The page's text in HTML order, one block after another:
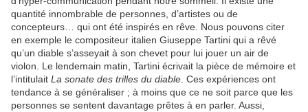
quantité innombrable de personnes, d’artistes ou de
concepteurs… qui ont été inspirés en rêve. Nous pouvons citer
en exemple le compositeur italien Giuseppe Tartini qui a rêvé
qu’un diable s’asseyait à son chevet pour lui jouer un air de
violon. Le lendemain matin, Tartini écrivait la pièce de mémoire et
l’intitulait La sonate des trilles du diable . Ces expériences ont
tendance à se généraliser ; à moins que ce ne soit parce que les
personnes se sentent davantage prêtes à en parler. Aussi,